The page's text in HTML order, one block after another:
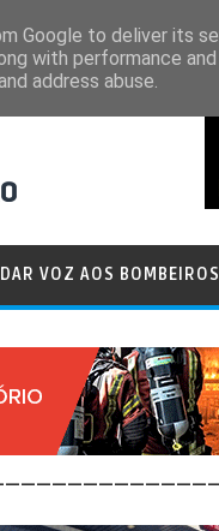
VOZ AOS
Google to deliver its
with performance
address abuse.